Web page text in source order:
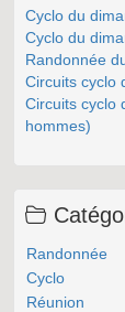
Cyclo du
Cyclo du
Randonnée
Circuits cyclo
Circuits cyclo
hommes)
Randonnée
Cyclo
Réunion